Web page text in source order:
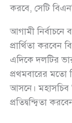
করবে, সেটি
আগামী
প্রার্থিতা করবেন
এদিকে দলটির
প্রথমবারের মতো
আসনে।
প্রতিদ্বন্দ্বিতা